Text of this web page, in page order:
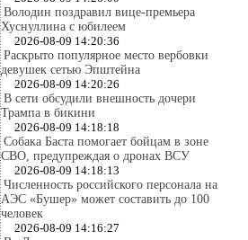
Володин поздравил вице-премьера
Хуснуллина с юбилеем
2026-08-09 14:20:36
Раскрыто популярное место вербовки
девушек сетью Эпштейна
2026-08-09 14:20:26
В сети обсудили внешность дочери
Трампа в бикини
2026-08-09 14:18:18
Собака Баста помогает бойцам в зоне
СВО, предупреждая о дронах ВСУ
2026-08-09 14:18:13
Численность российского персонала на
АЭС «Бушер» может составить до 100
человек
2026-08-09 14:16:27